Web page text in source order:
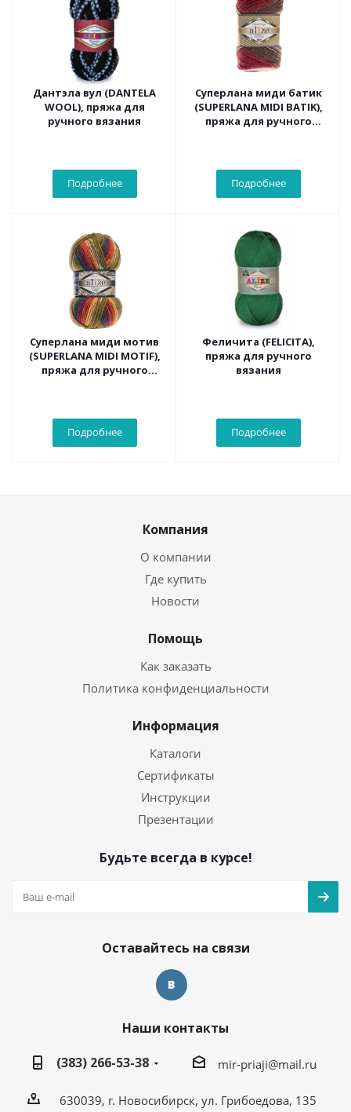
Дантэла вул (DANTELA
WOOL), пряжа для
ручного вязания
Подробнее
Суперлана миди батик
(SUPERLANA MIDI BATIK),
пряжа для ручного
Подробнее
Суперлана миди мотив
(SUPERLANA MIDI MOTIF),
пряжа для ручного
Подробнее
Феличита (FELICITA),
пряжа для ручного
вязания
Подробнее
Компания
О компании
Где купить
Новости
Помощь
Как заказать
Политика конфиденциальности
Информация
Каталоги
Сертификаты
Инструкции
Презентации
Будьте всегда в курсе!
Оставайтесь на связи
Наши контакты
(383) 266-53-38
mir-priaji@mail.ru
630039, г. Новосибирск, ул. Грибоедова, 135